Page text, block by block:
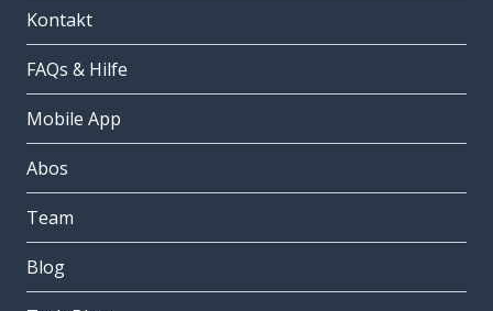
Kontakt
FAQs & Hilfe
Mobile App
Abos
Team
Blog